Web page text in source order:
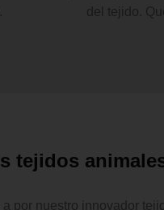
tejidos
por nuestro innovador